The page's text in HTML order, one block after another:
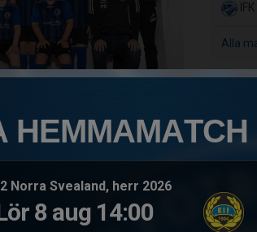
HEMMAMATCH
Norra Svealand, herr 2026
8 aug 14:00
Alla
individuell teknik och utveckling.